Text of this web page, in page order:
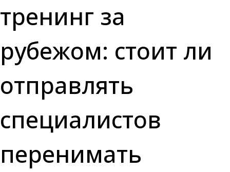
тренинг за
рубежом: стоит ли
отправлять
специалистов
перенимать